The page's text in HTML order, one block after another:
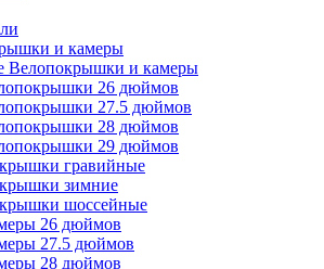
и камеры
Велопокрышки и камеры
26 дюймов
27.5 дюймов
28 дюймов
29 дюймов
гравийные
зимние
шоссейные
26 дюймов
27.5 дюймов
28 дюймов